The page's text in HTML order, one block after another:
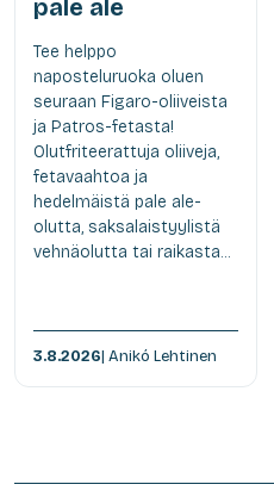
pale ale
Tee helppo
naposteluruoka oluen
seuraan Figaro-oliiveista
ja Patros-fetasta!
Olutfriteerattuja oliiveja,
fetavaahtoa ja
hedelmäistä pale ale-
olutta, saksalaistyylistä
vehnäolutta tai raikasta...
3.8.2026| Anikó Lehtinen